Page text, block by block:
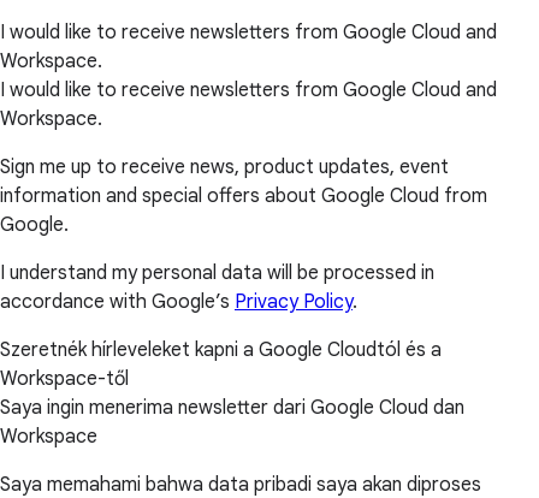
I would like to receive newsletters from Google Cloud and
Workspace.
I would like to receive newsletters from Google Cloud and
Workspace.
Sign me up to receive news, product updates, event
information and special offers about Google Cloud from
Google.
I understand my personal data will be processed in
accordance with Google’s Privacy Policy.
Szeretnék hírleveleket kapni a Google Cloudtól és a
Workspace-től
Saya ingin menerima newsletter dari Google Cloud dan
Workspace
Saya memahami bahwa data pribadi saya akan diproses